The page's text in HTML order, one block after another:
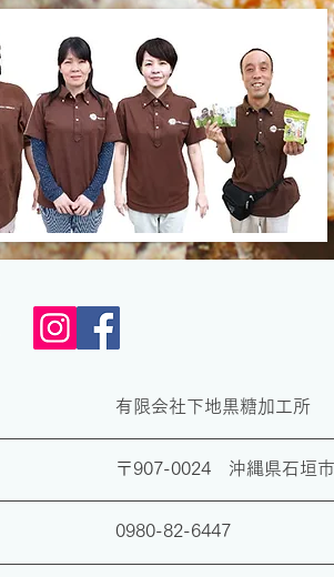
有限会社下地黒糖加工所
〒907-0024 沖縄県石垣
0980-82-6447